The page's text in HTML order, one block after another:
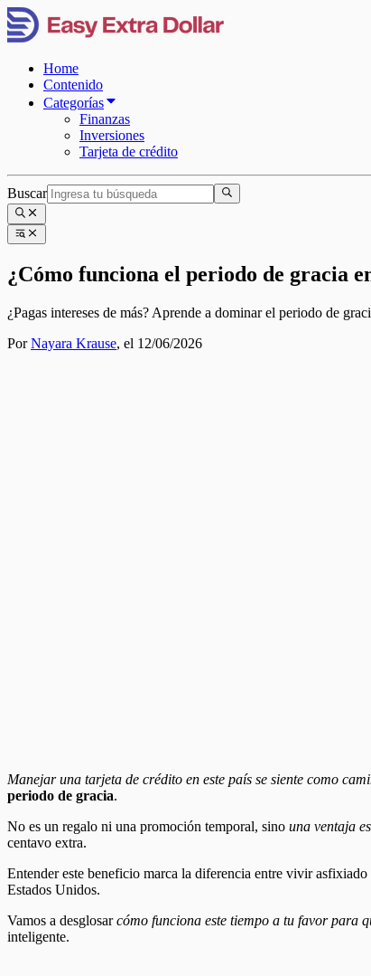
Home
Contenido
Categorías
Finanzas
Inversiones
Tarjeta de crédito
Buscar
¿Cómo funciona el periodo de gracia
¿Pagas intereses de más? Aprende a dominar el periodo de
PorNayara Krause, el 12/06/2026
Manejar una tarjeta de crédito en este país se siente como
periodo de gracia.
No es un regalo ni una promoción temporal, sino una ventaja
centavo extra.
Entender este beneficio marca la diferencia entre vivir asfixiado
Estados Unidos.
Vamos a desglosarcómo funciona este tiempo a tu favor para
inteligente.